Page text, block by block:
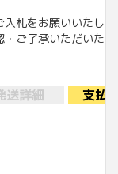
札をお願いいたし
ご了承いただいた
送詳細 支払